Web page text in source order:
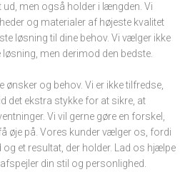
ud, men også holder i længden. Vi
og materialer af højeste kvalitet
løsning til dine behov. Vi vælger ikke
men derimod den bedste.
og behov. Vi er ikke tilfredse,
det ekstra stykke for at sikre, at
Vi vil gerne gøre en forskel,
øje på. Vores kunder vælger os, fordi
og et resultat, der holder. Lad os hjælpe
din stil og personlighed.